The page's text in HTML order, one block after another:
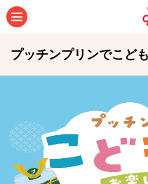
プッチンプリンでこど